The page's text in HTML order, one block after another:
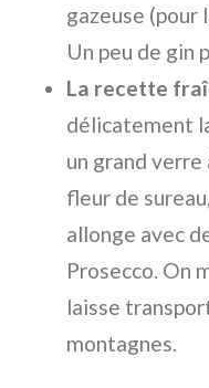
gazeuse
Un peu de gin
La recette
délicatement
un grand
fleur de
allonge avec
Prosecco. On
laisse
montagnes.